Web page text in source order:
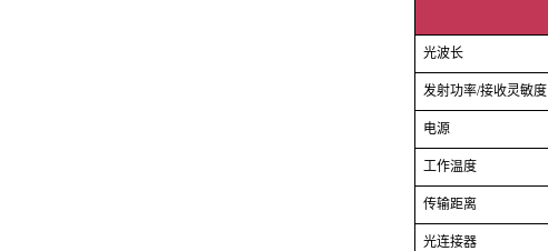
光波长
发射功率/接收灵敏度
电源
工作温度
传输距离
光连接器